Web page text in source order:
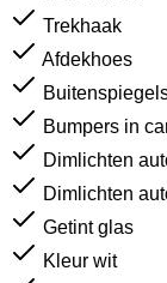
Trekhaak
Afdekhoes
Bumpers in
Dimlichten
Dimlichten
Getint glas
Kleur wit